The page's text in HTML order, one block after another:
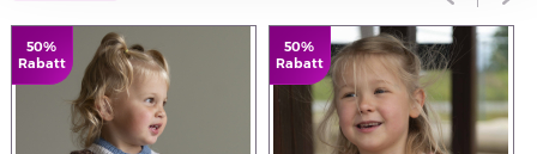
50%
Rabatt
50%
Rabatt